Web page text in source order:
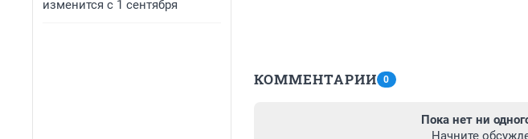
изменится с 1 сентября
КОММЕНТАРИИ 0
Пока нет ни
Начните